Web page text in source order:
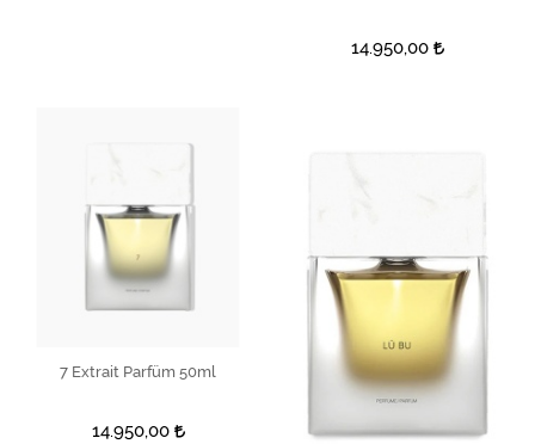
14.950,00
SEPETE EKLE
7 Extrait Parfüm 50ml
14.950,00